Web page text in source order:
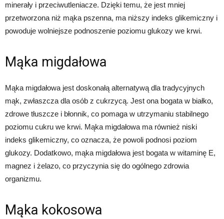
minerały i przeciwutleniacze. Dzięki temu, że jest mniej
przetworzona niż mąka pszenna, ma niższy indeks glikemiczny i
powoduje wolniejsze podnoszenie poziomu glukozy we krwi.
Mąka migdałowa
Mąka migdałowa jest doskonałą alternatywą dla tradycyjnych
mąk, zwłaszcza dla osób z cukrzycą. Jest ona bogata w białko,
zdrowe tłuszcze i błonnik, co pomaga w utrzymaniu stabilnego
poziomu cukru we krwi. Mąka migdałowa ma również niski
indeks glikemiczny, co oznacza, że powoli podnosi poziom
glukozy. Dodatkowo, mąka migdałowa jest bogata w witaminę E,
magnez i żelazo, co przyczynia się do ogólnego zdrowia
organizmu.
Mąka kokosowa